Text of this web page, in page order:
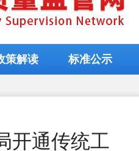
策解读 标准公示
开通传统工